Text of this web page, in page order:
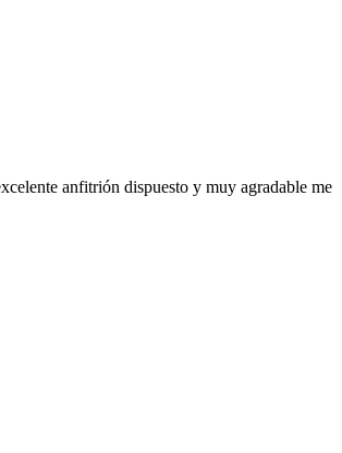
anfitrión dispuesto y muy agradable me